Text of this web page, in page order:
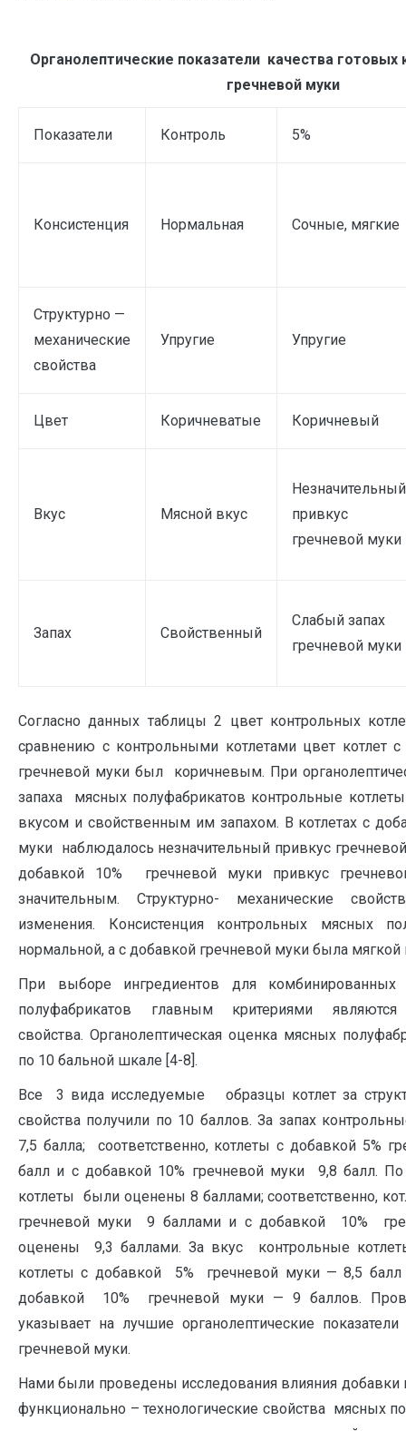
Органолептические показатели качества готовых
гречневой муки
Показатели Контроль 5%
Консистенция Нормальная Сочные, мягкие
Структурно —
механические
свойства
Упругие Упругие
Цвет Коричневатые Коричневый
Вкус Мясной вкус
Незначительный
привкус
гречневой муки
Запах Свойственный
Слабый запах
гречневой муки
Согласно данных таблицы 2 цвет контрольных
сравнению с контрольными котлетами цвет котлет
гречневой муки был коричневым. При
запаха мясных полуфабрикатов контрольные
вкусом и свойственным им запахом. В котлетах с
муки наблюдалось незначительный привкус
добавкой 10% гречневой муки привкус
значительным. Структурно- механические
изменения. Консистенция контрольных мясных
нормальной, а с добавкой гречневой муки была мягкой
При выборе ингредиентов для
полуфабрикатов главным критериями являются
свойства. Органолептическая оценка мясных
по 10 бальной шкале [4-8].
Все 3 вида исследуемые образцы котлет за
свойства получили по 10 баллов. За запах
7,5 балла; соответственно, котлеты с добавкой 5%
балл и с добавкой 10% гречневой муки 9,8 балл.
котлеты были оценены 8 баллами; соответственно,
гречневой муки 9 баллами и с добавкой 10%
оценены 9,3 баллами. За вкус контрольные
котлеты с добавкой 5% гречневой муки — 8,5 балл
добавкой 10% гречневой муки — 9 баллов.
указывает на лучшие органолептические
гречневой муки.
Нами были проведены исследования влияния
функционально – технологические свойства мясных